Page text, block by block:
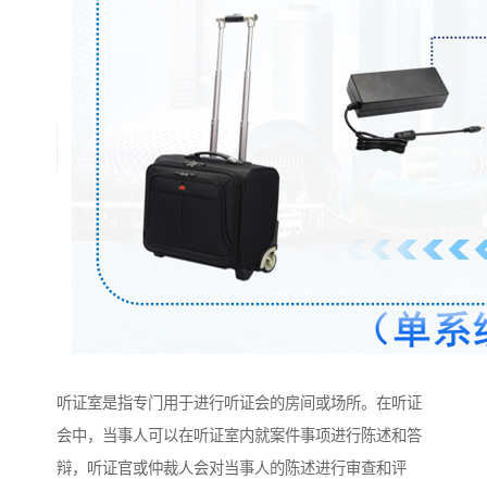
听证室是指专门用于进行听证会的房间或场所。在听证
会中，当事人可以在听证室内就案件事项进行陈述和答
辩，听证官或仲裁人会对当事人的陈述进行审查和评